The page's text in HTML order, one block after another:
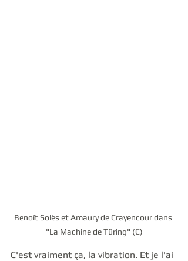
Benoît Solès et Amaury de Crayencour dans
"La Machine de Türing" (C)
C'est vraiment ça, la vibration. Et je l'ai